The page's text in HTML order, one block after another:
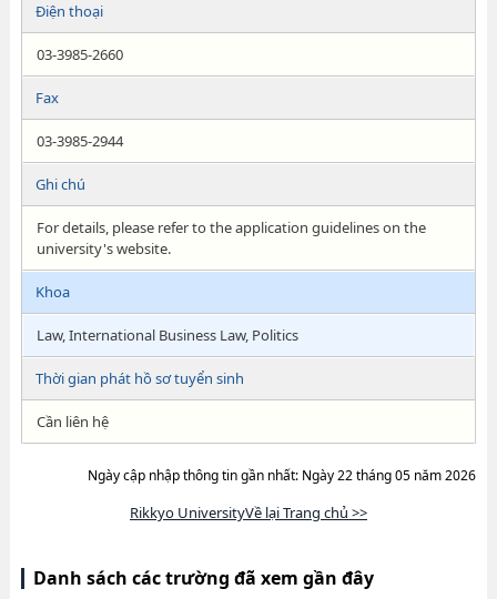
Điện thoại
03-3985-2660
Fax
03-3985-2944
Ghi chú
For details, please refer to the application guidelines on the
university's website.
Khoa
Law, International Business Law, Politics
Thời gian phát hồ sơ tuyển sinh
Cần liên hệ
Ngày cập nhập thông tin gần nhất: Ngày 22 tháng 05 năm 2026
Rikkyo UniversityVề lại Trang chủ >>
Danh sách các trường đã xem gần đây